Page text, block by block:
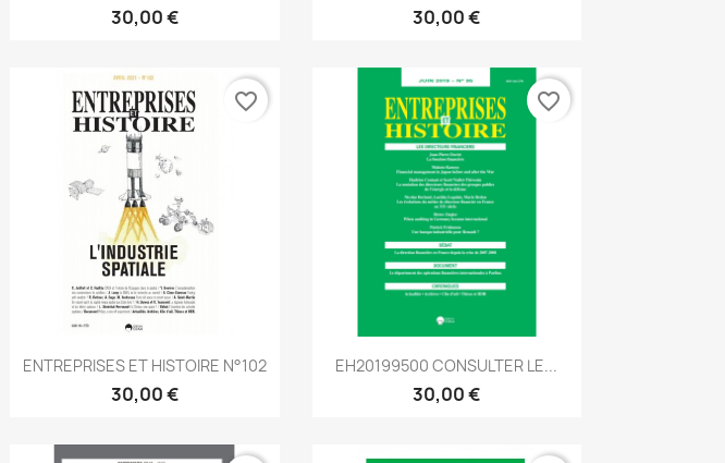
30,00 € 30,00 €
Aperçu rapide
ENTREPRISES ET HISTOIRE N°102
30,00 €
favorite_border
Aperçu rapide
EH20199500 CONSULTER LE...
30,00 €
favorite_border